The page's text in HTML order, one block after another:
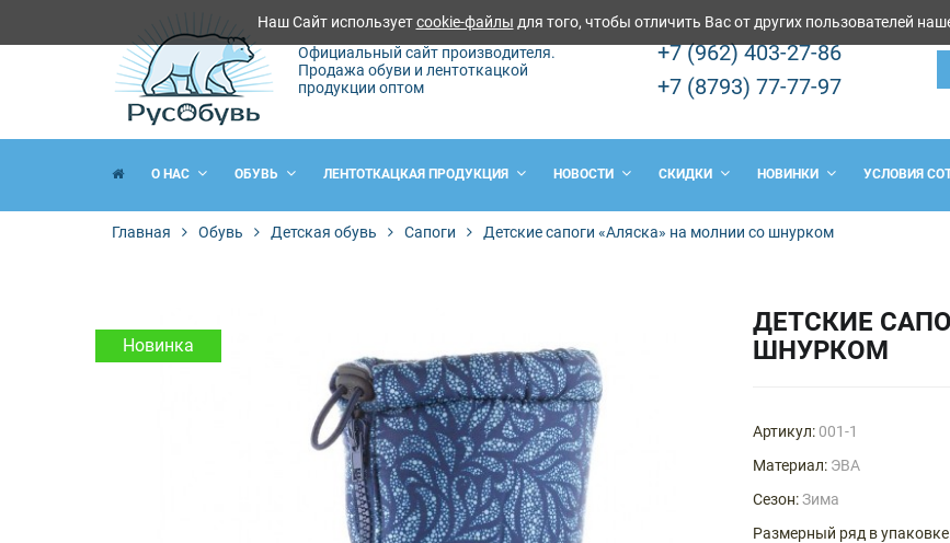
Официальный сайт производителя.
Продажа обуви и лентоткацкой
продукции оптом
+7 (962) 403-27-86
+7 (8793) 77-77-97
О НАС ОБУВЬ ЛЕНТОТКАЦКАЯ ПРОДУКЦИЯ НОВОСТИ СКИДКИ НОВИНКИ УСЛОВИЯ
Главная Обувь Детская обувь Сапоги Детские сапоги «Аляска» на молнии со шнурком
Новинка
ДЕТСКИЕ
ШНУРКОМ
Артикул: 001-1
Материал: ЭВА
Сезон:Зима
Размерный ряд в
Наш Сайт используетcookie-файлы для того, чтобы отличить Вас от других пользователей